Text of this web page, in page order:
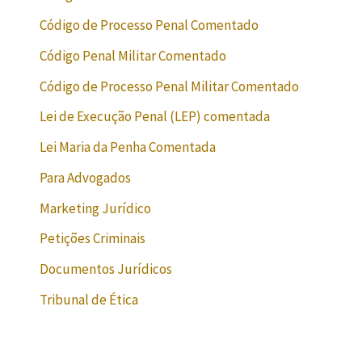
Código de Processo Penal Comentado
Código Penal Militar Comentado
Código de Processo Penal Militar Comentado
Lei de Execução Penal (LEP) comentada
Lei Maria da Penha Comentada
Para Advogados
Marketing Jurídico
Petições Criminais
Documentos Jurídicos
Tribunal de Ética